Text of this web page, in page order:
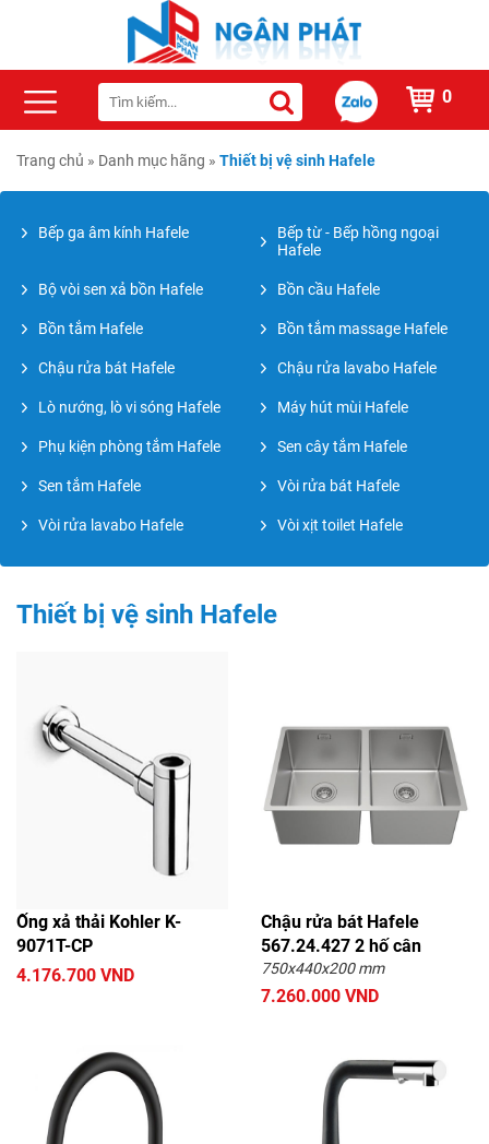
0
Trang chủ » Danh mục hãng » Thiết bị vệ sinh Hafele
Bếp ga âm kính Hafele
Bếp từ - Bếp hồng ngoại
Hafele
Bộ vòi sen xả bồn Hafele Bồn cầu Hafele
Bồn tắm Hafele Bồn tắm massage Hafele
Chậu rửa bát Hafele Chậu rửa lavabo Hafele
Lò nướng, lò vi sóng Hafele Máy hút mùi Hafele
Phụ kiện phòng tắm Hafele Sen cây tắm Hafele
Sen tắm Hafele Vòi rửa bát Hafele
Vòi rửa lavabo Hafele Vòi xịt toilet Hafele
Thiết bị vệ sinh Hafele
Ống xả thải Kohler K-
9071T-CP
4.176.700 VND
Chậu rửa bát Hafele
567.24.427 2 hố cân
750x440x200 mm
7.260.000 VND